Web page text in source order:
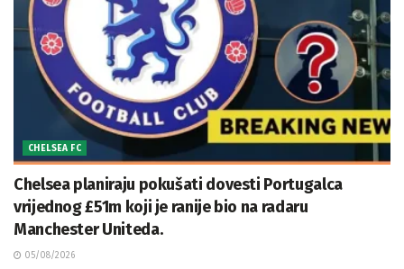
CHELSEA FC
Chelsea planiraju pokušati dovesti Portugalca
vrijednog £51m koji je ranije bio na radaru
Manchester Uniteda.
05/08/2026